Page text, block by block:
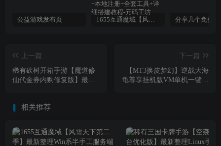
公益游戏发布页 1655互通魔域【风雪天下第二季】最新整理Win系半手工服务端+本地验证+本地注册+全套工具+详细搭建教程
上一篇
稀有砍树开箱手游【魔道修
仙代金券内购修复版】最新
细搭建教程+视频教程
下一篇
【MT3换皮梦幻】逆战大海
龟尊享挂机版VM单机一键端
相关推荐